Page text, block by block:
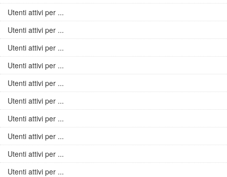
Utenti attivi per ...
Utenti attivi per ...
Utenti attivi per ...
Utenti attivi per ...
Utenti attivi per ...
Utenti attivi per ...
Utenti attivi per ...
Utenti attivi per ...
Utenti attivi per ...
Utenti attivi per ...